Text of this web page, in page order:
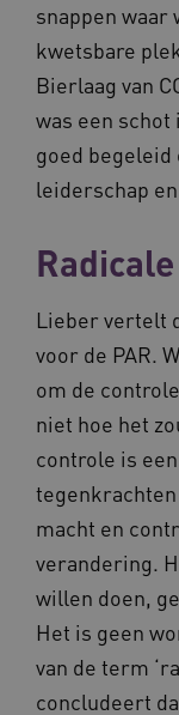
snappen waar
kwetsbare
Bierlaag van
was een schot
goed
leiderschap
Lieber vertelt
voor de PAR.
om de
niet hoe het
controle is
macht en
verandering.
willen doen,
Het is geen
van de term
concludeert